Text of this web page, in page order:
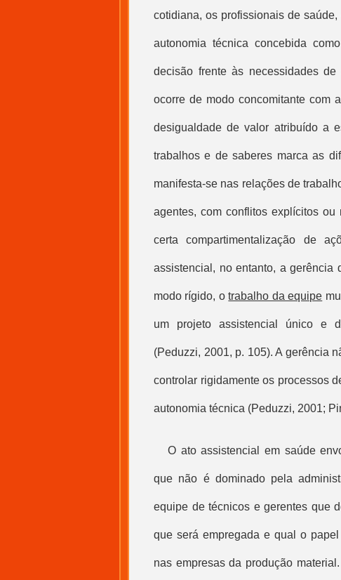
cotidiana, os profissionais de
autonomia técnica concebida
decisão frente às necessidades
ocorre de modo concomitante com
desigualdade de valor atribuído a
trabalhos e de saberes marca as
manifesta-se nas relações de
agentes, com conflitos explícitos
certa compartimentalização de
assistencial, no entanto, a gerência
modo rígido, otrabalho da equipe
um projeto assistencial único e
(Peduzzi, 2001, p. 105). A gerência
controlar rigidamente os processos
autonomia técnica (Peduzzi, 2001;
O ato assistencial em saúde
que não é dominado pela
equipe de técnicos e gerentes que
que será empregada e qual o
nas empresas da produção